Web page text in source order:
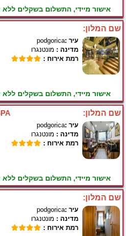
אישור מיידי, התשלום בשקלים
שם המלון:
עיר :podgorica
מדינה : מונטנגרו
רמת אירוח :
אישור מיידי, התשלום בשקלים
שם המלון:
עיר :podgorica
מדינה : מונטנגרו
רמת אירוח :
אישור מיידי, התשלום בשקלים
שם המלון:
עיר :podgorica
מדינה : מונטנגרו
רמת אירוח :